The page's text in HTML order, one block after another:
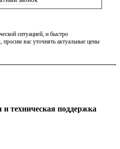
ситуацией, и быстро
вас уточнять актуальные цены
техническая поддержка